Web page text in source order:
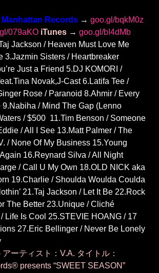
Manhattan Records →goo.gl/bqkM0z
079aKO iTunes →goo.gl/bI4dMb
Jackson / Heaven Must Love Me
3.Jazmin Sisters / Heartbreaker
Just a Friend 5.DJ KOMORI /
Novak,J-Cast 6.Latifa Tee /
Rose / Paranoid 8.Ahmir / Every
9.Nabiha / Mind The Gap (Lenno
/ $500 11.Tim Benson / Someone
/ All I See 13.Matt Palmer / The
/ None Of My Business 15.Young
16.Reynard Silva / All Night
/ Call U My Own 18.OLD NICK aka
19.Charlie / Shoulda Woulda Coulda
21.Taj Jackson / Let It Be 22.Rock
The Better 23.Unique / Cliché
Life Is Cool 25.STEVIE HOANG / 17
27.Eric Bellinger / Never Be Lonely
アーティスト：V.A. タイトル：
presents “SWEET SEASON”